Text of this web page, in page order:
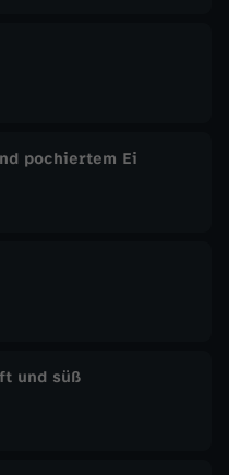
pochiertem Ei
und süß